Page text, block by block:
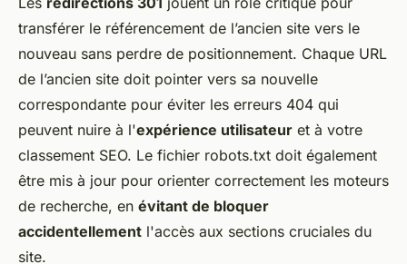
transférer le référencement de l’ancien site vers le
nouveau sans perdre de positionnement. Chaque URL
de l’ancien site doit pointer vers sa nouvelle
correspondante pour éviter les erreurs 404 qui
peuvent nuire à l'expérience utilisateur et à votre
classement SEO. Le fichier robots.txt doit également
être mis à jour pour orienter correctement les moteurs
de recherche, en évitant de bloquer
accidentellement l'accès aux sections cruciales du
site.